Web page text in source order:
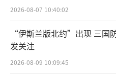
2026-08-07 10:40:02
“伊斯兰版北约”出现 三国
发关注
2026-08-09 10:09:45